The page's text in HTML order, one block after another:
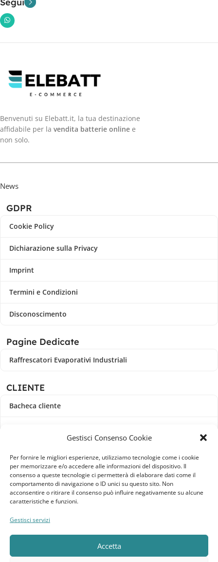
Gestisci Consenso Cookie
Per fornire le migliori esperienze, utilizziamo tecnologie come i cookie
per memorizzare e/o accedere alle informazioni del dispositivo. Il
consenso a queste tecnologie ci permetterà di elaborare dati come il
comportamento di navigazione o ID unici su questo sito. Non
acconsentire o ritirare il consenso può influire negativamente su alcune
caratteristiche e funzioni.
Gestisci servizi
Accetta
Benvenuti su Elebatt.it, la tua destinazione
affidabile per la vendita batterie online e
non solo.
News
GDPR
Cookie Policy
Dichiarazione sulla Privacy
Imprint
Termini e Condizioni
Disconoscimento
Pagine Dedicate
Raffrescatori Evaporativi Industriali
CLIENTE
Bacheca cliente
Indirizzi
Metodi di pagamento
Dettagli account
Lista dei desideri